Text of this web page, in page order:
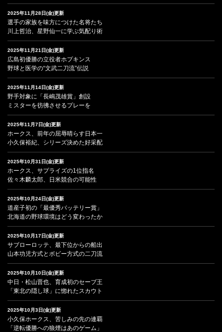
2025年11月28日(金)更新
選手の家族を味方につけた名将たち
川上哲治、星野仙一に学ぶ気配り術
2025年11月21日(金)更新
広島初優勝の立役者ホプキンス
野球と医学の“文武二刀流”伝説
2025年11月14日(金)更新
野手対象に「長嶋茂雄賞」創設
ミスターを彷彿させるプレーを
2025年11月7日(金)更新
ホークス、前年の屈辱晴らす日本一
小久保裕紀、シリーズ決めた好采配
2025年10月31日(金)更新
ホークス、サプライズの1位指名
佐々木麟太郎、日米競合の可能性
2025年10月24日(金)更新
道産子初の「最優秀バッテリー賞」
北海道の野球環境はどう変わったか
2025年10月17日(金)更新
サブローロッテ、最下位からの船出
山本功児方式とボビー方式の二刀流
2025年10月10日(金)更新
中日・松山晋也、育成初のセーブ王
「東北の隠し球」に惚れたスカウト
2025年10月3日(金)更新
小久保ホークス、苦しみの先の連覇
「逆転優勝への狼煙はあのゲーム」